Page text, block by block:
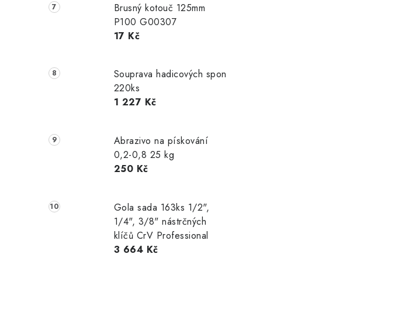
Brusný kotouč 125mm
P100 G00307
17 Kč
Souprava hadicových spon
220ks
1 227 Kč
Abrazivo na pískování
0,2-0,8 25 kg
250 Kč
Gola sada 163ks 1/2",
1/4", 3/8" nástrčných
klíčů CrV Professional
3 664 Kč